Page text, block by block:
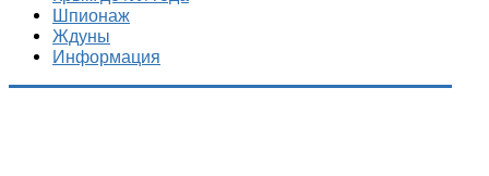
Шпионаж
Ждуны
Информация